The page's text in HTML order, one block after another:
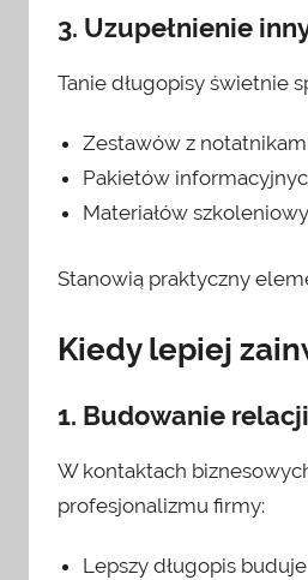
3. Uzupełnienie
Tanie długopisy świetnie
Zestawów z
Pakietów
Materiałów
Stanowią praktyczny
Kiedy lepiej
1. Budowanie
W kontaktach
profesjonalizmu firmy:
Lepszy długopis